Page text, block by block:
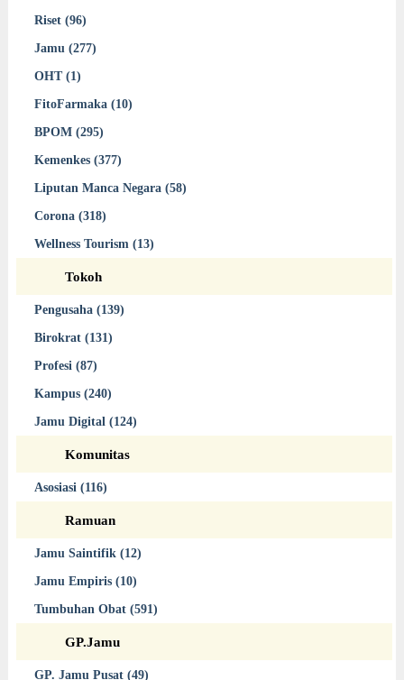
Riset (96)
Jamu (277)
OHT (1)
FitoFarmaka (10)
BPOM (295)
Kemenkes (377)
Liputan Manca Negara (58)
Corona (318)
Wellness Tourism (13)
Tokoh
Pengusaha (139)
Birokrat (131)
Profesi (87)
Kampus (240)
Jamu Digital (124)
Komunitas
Asosiasi (116)
Ramuan
Jamu Saintifik (12)
Jamu Empiris (10)
Tumbuhan Obat (591)
GP.Jamu
GP. Jamu Pusat (49)